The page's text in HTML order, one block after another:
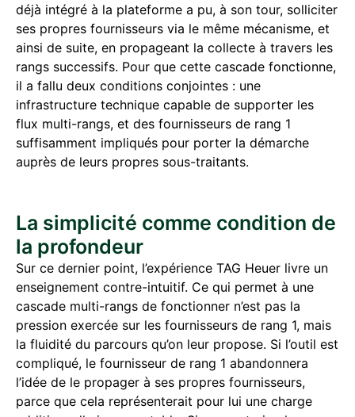
déjà intégré à la plateforme a pu, à son tour, solliciter
ses propres fournisseurs via le même mécanisme, et
ainsi de suite, en propageant la collecte à travers les
rangs successifs. Pour que cette cascade fonctionne,
il a fallu deux conditions conjointes : une
infrastructure technique capable de supporter les
flux multi-rangs, et des fournisseurs de rang 1
suffisamment impliqués pour porter la démarche
auprès de leurs propres sous-traitants.
La simplicité comme condition de
la profondeur
Sur ce dernier point, l’expérience TAG Heuer livre un
enseignement contre-intuitif. Ce qui permet à une
cascade multi-rangs de fonctionner n’est pas la
pression exercée sur les fournisseurs de rang 1, mais
la fluidité du parcours qu’on leur propose. Si l’outil est
compliqué, le fournisseur de rang 1 abandonnera
l’idée de le propager à ses propres fournisseurs,
parce que cela représenterait pour lui une charge